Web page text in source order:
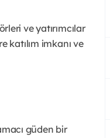
ve yatırımcılar
katılım imkanı ve
güden bir